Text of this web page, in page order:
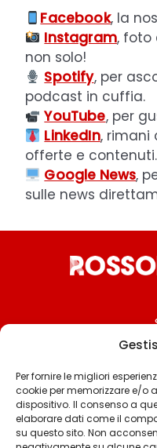
Per fornire le migliori
cookie per memorizzare e/o
dispositivo. Il consenso a
elaborare dati come il
su questo sito. Non
Facebook, la
Instagram, foto
non solo!
Spotify, per
podcast in cuffia.
YouTube, per
LinkedIn, rimani
offerte e contenuti.
Google News,
sulle news